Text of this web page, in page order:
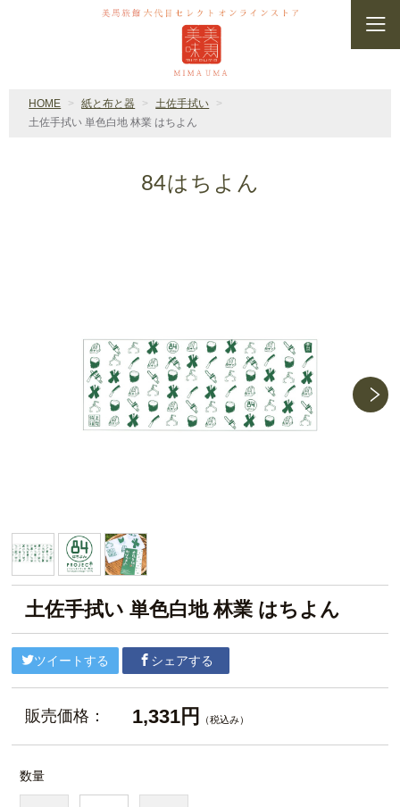
HOME 紙と布と器
土佐手拭い
土佐手拭い 単色白地 林業 はちよん
84はちよん
土佐手拭い 単色白地 林業 はちよん
ツイートする シェアする
販売価格： 1,331円 （税込み）
数量